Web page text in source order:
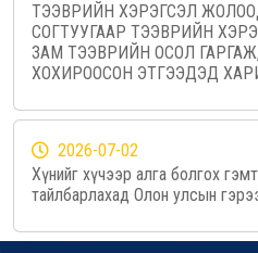
ТЭЭВРИЙН ХЭРЭГСЭЛ
СОГТУУГААР ТЭЭВРИЙН
ЗАМ ТЭЭВРИЙН ОСОЛ
ХОХИРООСОН ЭТГЭЭДЭД
2026-07-02
Хүнийг хүчээр алга болгох
тайлбарлахад Олон улсын